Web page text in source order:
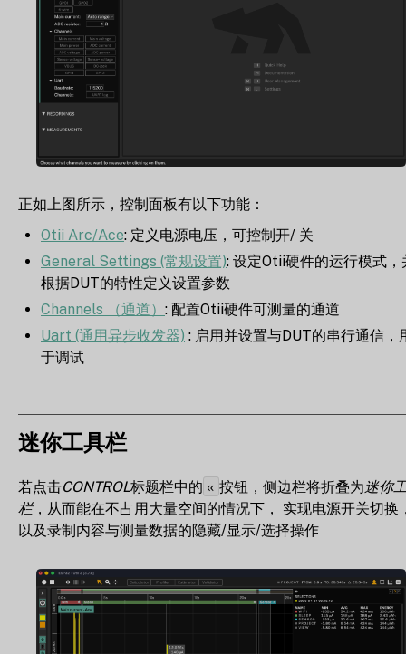
正如上图所示，控制面板有以下功能：
Otii Arc/Ace: 定义电源电压，可控制开/ 关
General Settings (常规设置): 设定Otii硬件的运行模式，
根据DUT的特性定义设置参数
Channels （通道） : 配置Otii硬件可测量的通道
Uart (通用异步收发器) : 启用并设置与DUT的串行通信，
于调试
迷你工具栏
若点击CONTROL标题栏中的 « 按钮，侧边栏将折叠为迷你
栏，从而能在不占用大量空间的情况下， 实现电源开关切换
以及录制内容与测量数据的隐藏/显示/选择操作